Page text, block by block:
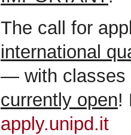
The call for
international
— with classes
currently open!
apply.unipd.it